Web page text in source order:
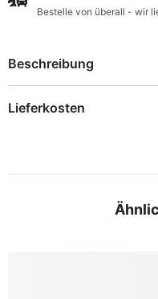
Bestelle von überall - wir
Beschreibung
Lieferkosten